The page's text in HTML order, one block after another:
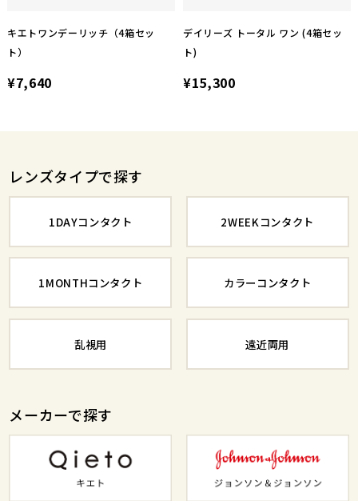
キエトワンデーリッチ（4箱セッ
ト）
¥7,640
デイリーズ トータル ワン (4箱セッ
ト)
¥15,300
レンズタイプで探す
1DAYコンタクト 2WEEKコンタクト
1MONTHコンタクト カラーコンタクト
乱視用 遠近両用
メーカーで探す